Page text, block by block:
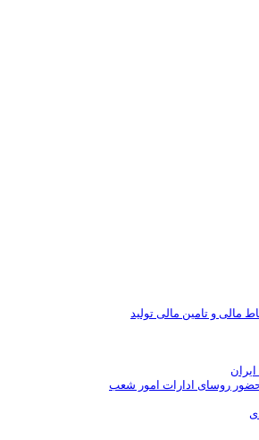
مالی و تامین مالی تولید
حضور روسای ادارات امور شعب